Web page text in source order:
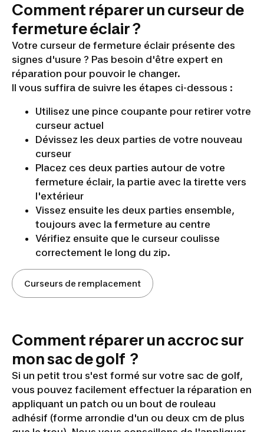
Comment réparer un curseur de
fermeture éclair ?
Votre curseur de fermeture éclair présente des
signes d'usure ? Pas besoin d'être expert en
réparation pour pouvoir le changer.
Il vous suffira de suivre les étapes ci-dessous :
Utilisez une pince coupante pour retirer votre
curseur actuel
Dévissez les deux parties de votre nouveau
curseur
Placez ces deux parties autour de votre
fermeture éclair, la partie avec la tirette vers
l'extérieur
Vissez ensuite les deux parties ensemble,
toujours avec la fermeture au centre
Vérifiez ensuite que le curseur coulisse
correctement le long du zip.
Curseurs de remplacement
Réparer
curseur
de
fermeture
Comment réparer un accroc sur
mon sac de golf ?
Si un petit trou s'est formé sur votre sac de golf,
vous pouvez facilement effectuer la réparation en
appliquant un patch ou un bout de rouleau
adhésif (forme arrondie d'un ou deux cm de plus